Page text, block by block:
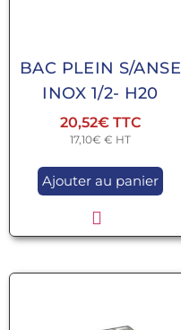
BAC PLEIN S/ANSE
INOX 1/2- H20
20,52€
17,10€ € HT
Ajouter au panier